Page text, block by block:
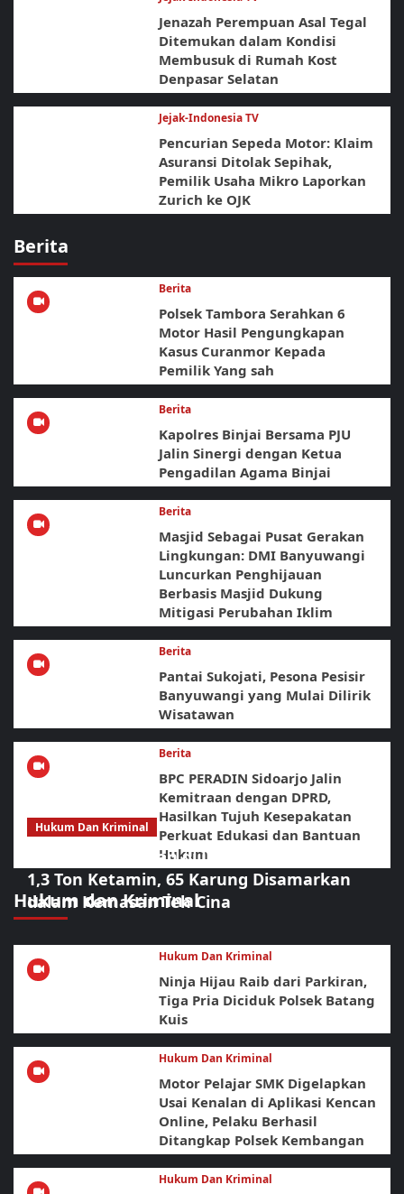
Jenazah Perempuan Asal Tegal
Ditemukan dalam Kondisi
Membusuk di Rumah Kost
Denpasar Selatan
Jejak-Indonesia TV
Pencurian Sepeda Motor: Klaim
Asuransi Ditolak Sepihak,
Pemilik Usaha Mikro Laporkan
Zurich ke OJK
Berita
Berita
Polsek Tambora Serahkan 6
Motor Hasil Pengungkapan
Kasus Curanmor Kepada
Pemilik Yang sah
Berita
Kapolres Binjai Bersama PJU
Jalin Sinergi dengan Ketua
Pengadilan Agama Binjai
Berita
Masjid Sebagai Pusat Gerakan
Lingkungan: DMI Banyuwangi
Luncurkan Penghijauan
Berbasis Masjid Dukung
Mitigasi Perubahan Iklim
Berita
Pantai Sukojati, Pesona Pesisir
Banyuwangi yang Mulai Dilirik
Wisatawan
Berita
BPC PERADIN Sidoarjo Jalin
Kemitraan dengan DPRD,
Hasilkan Tujuh Kesepakatan
Perkuat Edukasi dan Bantuan
Hukum
Hukum dan Kriminal
Hukum Dan Kriminal
Operasi Gabungan di Laut Bintan Bongkar
1,3 Ton Ketamin, 65 Karung Disamarkan
dalam Kemasan Teh Cina
Hukum Dan Kriminal
Ninja Hijau Raib dari Parkiran,
Tiga Pria Diciduk Polsek Batang
Kuis
Hukum Dan Kriminal
Motor Pelajar SMK Digelapkan
Usai Kenalan di Aplikasi Kencan
Online, Pelaku Berhasil
Ditangkap Polsek Kembangan
Hukum Dan Kriminal